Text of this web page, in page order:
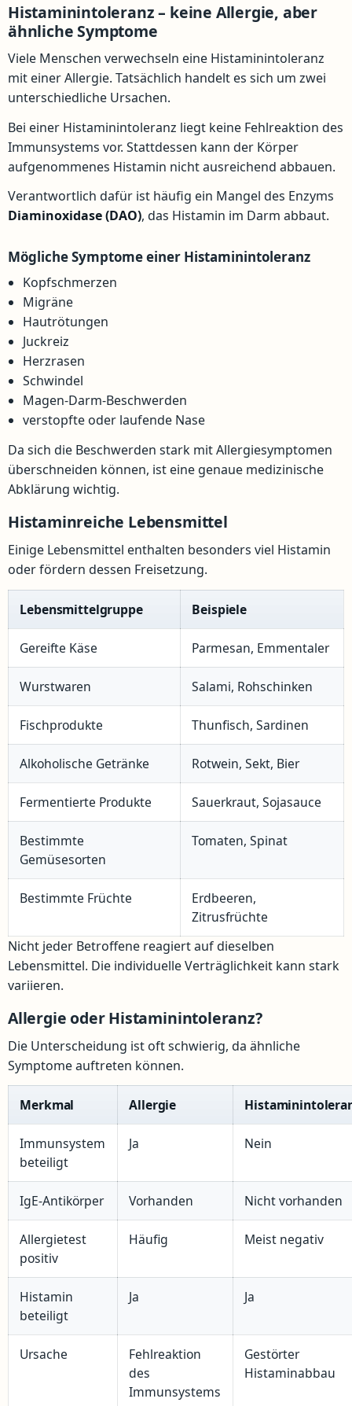
Histaminintoleranz – keine Allergie, aber
ähnliche Symptome
Viele Menschen verwechseln eine Histaminintoleranz
mit einer Allergie. Tatsächlich handelt es sich um zwei
unterschiedliche Ursachen.
Bei einer Histaminintoleranz liegt keine Fehlreaktion des
Immunsystems vor. Stattdessen kann der Körper
aufgenommenes Histamin nicht ausreichend abbauen.
Verantwortlich dafür ist häufig ein Mangel des Enzyms
Diaminoxidase (DAO), das Histamin im Darm abbaut.
Mögliche Symptome einer Histaminintoleranz
Kopfschmerzen
Migräne
Hautrötungen
Juckreiz
Herzrasen
Schwindel
Magen-Darm-Beschwerden
verstopfte oder laufende Nase
Da sich die Beschwerden stark mit Allergiesymptomen
überschneiden können, ist eine genaue medizinische
Abklärung wichtig.
Histaminreiche Lebensmittel
Einige Lebensmittel enthalten besonders viel Histamin
oder fördern dessen Freisetzung.
Lebensmittelgruppe Beispiele
Gereifte Käse Parmesan, Emmentaler
Wurstwaren Salami, Rohschinken
Fischprodukte Thunfisch, Sardinen
Alkoholische Getränke Rotwein, Sekt, Bier
Fermentierte Produkte Sauerkraut, Sojasauce
Bestimmte
Gemüsesorten
Tomaten, Spinat
Bestimmte Früchte
Erdbeeren,
Zitrusfrüchte
Nicht jeder Betroffene reagiert auf dieselben
Lebensmittel. Die individuelle Verträglichkeit kann stark
variieren.
Allergie oder Histaminintoleranz?
Die Unterscheidung ist oft schwierig, da ähnliche
Symptome auftreten können.
Merkmal Allergie
Immunsystem
beteiligt
Ja Nein
IgE-Antikörper Vorhanden Nicht vorhanden
Allergietest
positiv
Häufig Meist negativ
Histamin
beteiligt
Ja Ja
Ursache
Fehlreaktion
des
Immunsystems
Gestörter
Histaminabbau